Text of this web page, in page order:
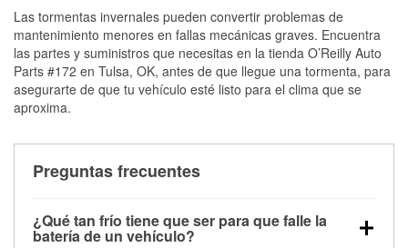
Las tormentas invernales pueden convertir problemas de
mantenimiento menores en fallas mecánicas graves. Encuentra
las partes y suministros que necesitas en la tienda O’Reilly Auto
Parts #172 en Tulsa, OK, antes de que llegue una tormenta, para
asegurarte de que tu vehículo esté listo para el clima que se
aproxima.
Preguntas frecuentes
¿Qué tan frío tiene que ser para que falle la
batería de un vehículo?